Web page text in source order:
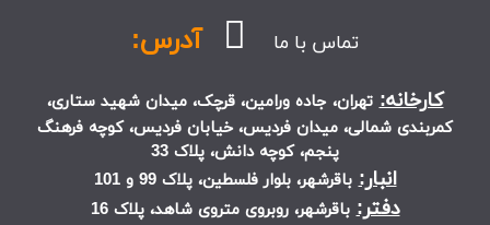
تماس با ما آدرس:
کارخانه: تهران، جاده ورامین، قرچک، میدان شهید ستاری،
کمربندی شمالی، میدان فردیس، خیابان فردیس، کوچه فرهنگ
پنجم، کوچه دانش، پلاک 33
انبار: باقرشهر، بلوار فلسطین، پلاک 99 و 101
دفتر: باقرشهر، روبروی متروی شاهد، پلاک 16